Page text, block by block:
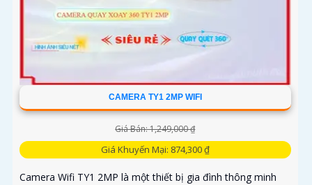
CAMERA TY1 2MP WIFI
Giá Bán: 1,249,000 ₫
Giá Khuyến Mại: 874,300 ₫
Camera Wifi TY1 2MP là một thiết bị gia đình thông minh